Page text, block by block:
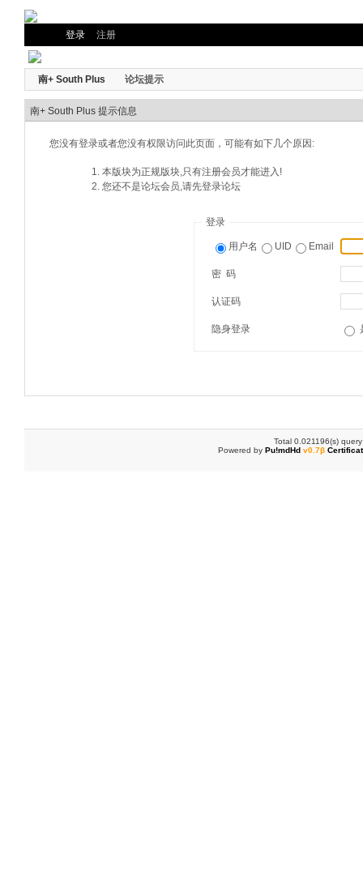
登录 注册
南+ South Plus 论坛提示
南+ South Plus 提示信息
您没有登录或者您没有权限访问此页面，可能有如下几个原因:
本版块为正规版块,只有注册会员才能进入!
您还不是论坛会员,请先登录论坛
登录
用户名 UID Email
密 码
认证码
隐身登录
Total 0.021196(s)
Powered by Pu!mdHd v0.7β